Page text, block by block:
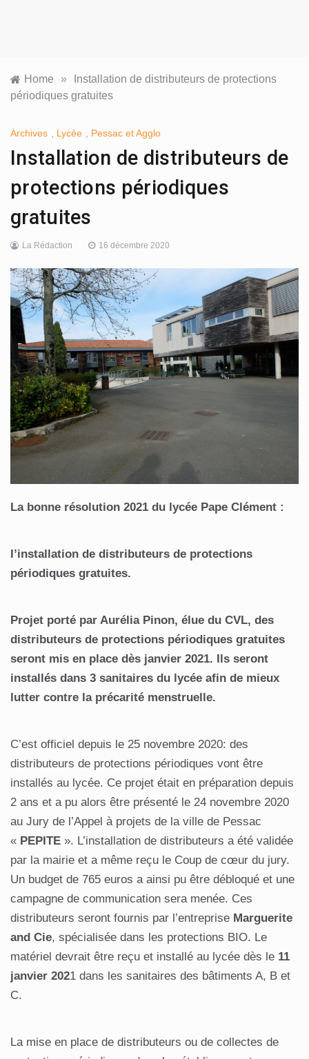
Home »
Installation de distributeurs de protections
périodiques gratuites
Archives Lycée Pessac et Agglo
Installation de distributeurs de
protections périodiques
gratuites
La Rédaction 16 décembre 2020
La bonne résolution 2021 du lycée Pape Clément :
l’installation de distributeurs de protections
périodiques gratuites.
Projet porté par Aurélia Pinon, élue du CVL, des
distributeurs de protections périodiques gratuites
seront mis en place dès janvier 2021. Ils seront
installés dans 3 sanitaires du lycée afin de mieux
lutter contre la précarité menstruelle.
C’est officiel depuis le 25 novembre 2020: des
distributeurs de protections périodiques vont être
installés au lycée. Ce projet était en préparation depuis
2 ans et a pu alors être présenté le 24 novembre 2020
au Jury de l’Appel à projets de la ville de Pessac
« PEPITE ». L’installation de distributeurs a été validée
par la mairie et a même reçu le Coup de cœur du jury.
Un budget de 765 euros a ainsi pu être débloqué et une
campagne de communication sera menée. Ces
distributeurs seront fournis par l’entreprise Marguerite
and Cie, spécialisée dans les protections BIO. Le
matériel devrait être reçu et installé au lycée dès le 11
janvier 2021 dans les sanitaires des bâtiments A, B et
C.
La mise en place de distributeurs ou de collectes de